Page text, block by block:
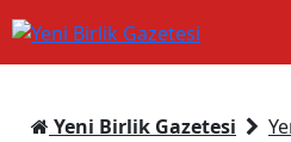
Yeni Birlik Gazetesi